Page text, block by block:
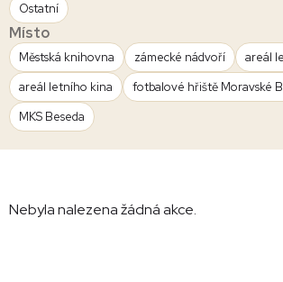
Ostatní
Místo
Městská knihovna zámecké nádvoří
areál
areál letního kina
fotbalové hřiště Moravské
MKS Beseda
Nebyla nalezena žádná akce.